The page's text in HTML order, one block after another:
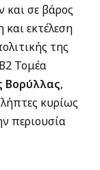
και σε βάρος
εκτέλεση
της
Τομέα
Βορύλλας,
κυρίως
περιουσία